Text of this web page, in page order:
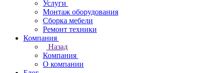
Услуги
Монтаж оборудования
Сборка мебели
Ремонт техники
Компания
Назад
Компания
О компании